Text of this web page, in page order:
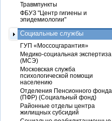
Травмпункты
ФБУЗ "Центр гигиены и
эпидемиологии"
Социальные службы
ГУП «Моссоцгарантия»
Медико-социальная экспертиза
(МСЭ)
Московская служба
психологической помощи
населению
Отделения Пенсионного фонда
(ПФР) (Социальный фонд)
Районные отделы центра
жилищных субсидий